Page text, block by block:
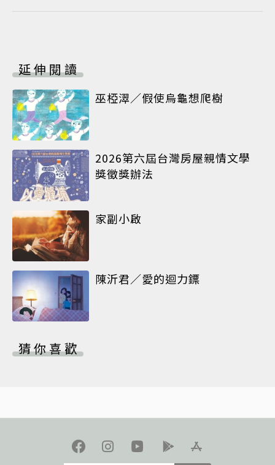
延伸閱讀
巫椏濢／假使烏龜想爬樹
2026第六屆台灣房屋親情文學
獎徵獎辦法
家副小啟
陳沂君／愛的迴力鏢
猜你喜歡